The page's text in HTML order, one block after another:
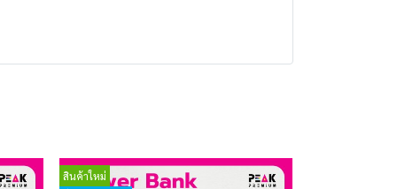
สินค้าใหม่